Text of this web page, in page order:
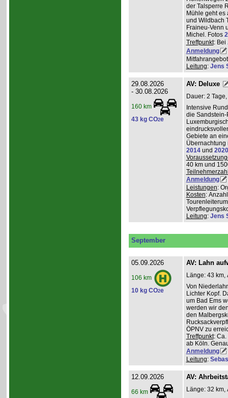
der Talsperre
Mühle geht es
und Wildbach
Fraineu-Venn
Michel. Fotos
Treffpunkt: Bei
Anmeldung
Leitung: Jens
29.08.2026
- 30.08.2026
160 km
43 kg CO2e
AV: Deluxe
Dauer: 2
Intensive
die
Gebiete an
Übernachtung
2014und 2020
40 km und
Anmeldung
Leistungen:
Kosten:
Leitung: Jens
September
05.09.2026
106 km
10 kg CO2e
AV: Lahn
Länge: 43 km,
Von
Lichter Kopf.
um Bad Ems
werden wir
den
ÖPNV zu
Treffpunkt: Ca.
ab Köln.
Anmeldung
Leitung:
12.09.2026
66 km
AV:
Länge: 32 km,